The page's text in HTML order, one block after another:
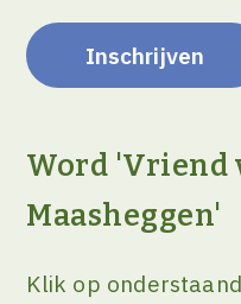
Word 'Vriend
Maasheggen'
Klik op